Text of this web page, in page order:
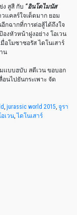
ง สูสี กับ “อินโดไมนัส
แคลร์ใจเด็ดมาก ยอม
กฉากที่การต่อสู้ได้ถึงใจ
งหัวหน้าฝูงอย่าง โอเวน
อโมซาซอรัส ไดโนเสาร์
น
เบบฮบับ สตีเวน ขอบอก
อนไปยันกระเพาะ จัด
, jurassic world 2015, จูรา
อเวน, ไดโนเสาร์